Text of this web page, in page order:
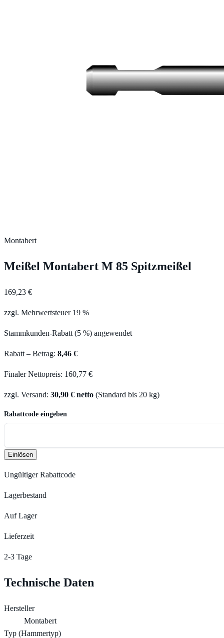
Montabert
Meißel Montabert M 85 Spitzmeißel
169,23 €
zzgl. Mehrwertsteuer 19 %
Stammkunden-Rabatt (5 %) angewendet
Rabatt – Betrag: 8,46 €
Finaler Nettopreis: 160,77 €
zzgl. Versand: 30,90 € netto (Standard bis 20 kg)
Rabattcode eingeben
Einlösen
Ungültiger Rabattcode
Lagerbestand
Auf Lager
Lieferzeit
2-3 Tage
Technische Daten
Hersteller
Montabert
Typ (Hammertyp)